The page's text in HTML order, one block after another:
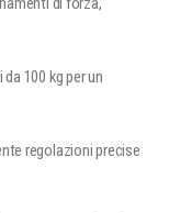
100 kg per un
regolazioni precise